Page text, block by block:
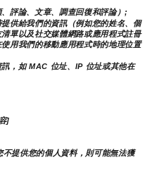
評論、文章、調查回復和評論）;
供給我們的資訊（例如您的姓名、個
單以及社交媒體網路或應用程式註冊
用我們的移動應用程式時的地理位置
，如 MAC 位址、IP 位址或其他在
]
提供您的個人資料，則可能無法獲